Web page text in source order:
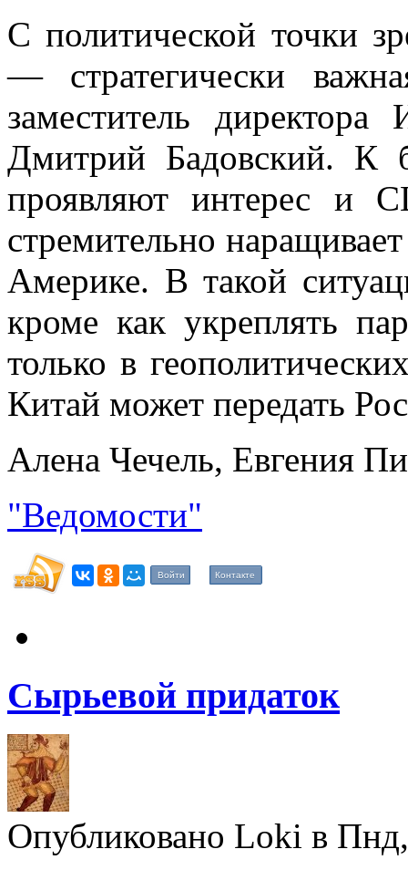
С политической точки
— стратегически
заместитель директора
Дмитрий Бадовский. К
проявляют интерес
стремительно
Америке. В такой
кроме как укреплять
только в
Китай может передать
Алена Чечель, Евгения
"Ведомости"
Войти Контакте
Сырьевой придаток
Опубликовано Loki в